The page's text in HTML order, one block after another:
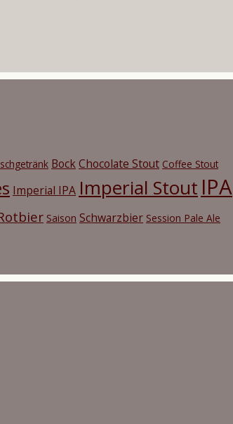
BockChocolate Stout Coffee Stout
Imperial IPA Imperial Stout IPA
Saison Schwarzbier Session Pale Ale